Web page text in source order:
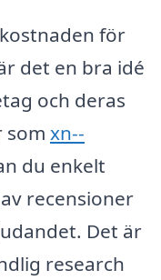
för
det en bra idé
och deras
som xn--
du enkelt
recensioner
Det är
research